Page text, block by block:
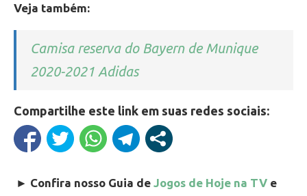
Veja também:
Camisa reserva do Bayern de Munique
2020-2021 Adidas
Compartilhe este link em suas redes sociais:
► Confira nosso Guia de Jogos de Hoje na TV e